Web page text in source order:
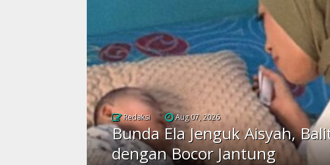
Redaksi Aug 07, 2026
Bunda Ela Jenguk Aisyah,
dengan Bocor Jantung